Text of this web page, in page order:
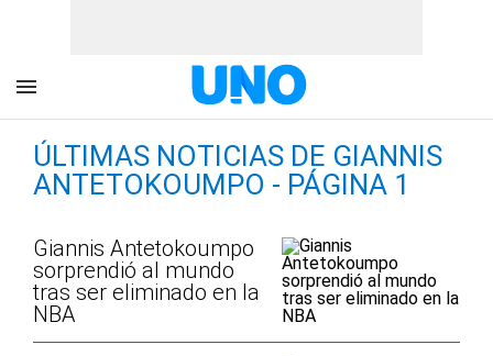
ÚLTIMAS NOTICIAS DE GIANNIS
ANTETOKOUMPO - PÁGINA 1
Giannis Antetokoumpo
sorprendió al mundo
tras ser eliminado en la
NBA